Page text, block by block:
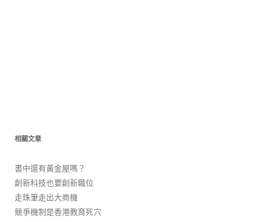
相關文章
書中還有黃金屋嗎？
創新科技也要創新職位
走珠筆走出大商機
競爭機制是香港教育死穴